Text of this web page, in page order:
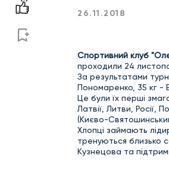
26.11.2018
Спортивний клуб
проходили 24
За результатами
Пономаренко, 35 кг -
Це були їх перші
Латвії, Литви, Росії,
(Києво-
Хлопці займають
тренуються близько
Кузнецова та